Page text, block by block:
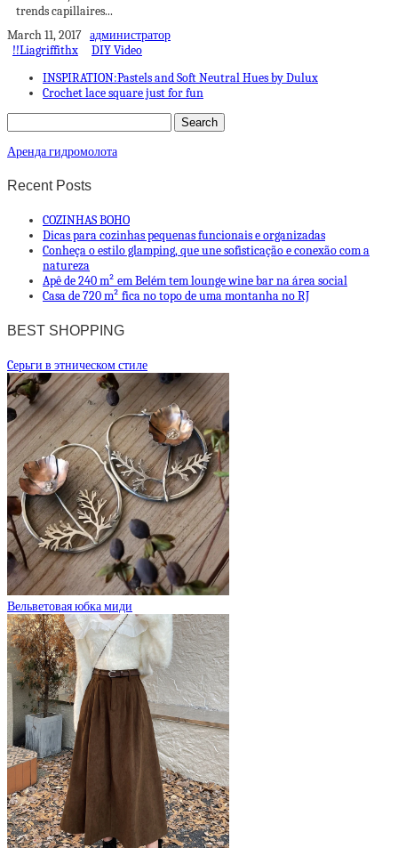
trends capillaires...
March 11, 2017 администратор
!!Liagriffithx
DIY Video
INSPIRATION:Pastels and Soft Neutral Hues by Dulux
Crochet lace square just for fun
Аренда гидромолота
Recent Posts
COZINHAS BOHO
Dicas para cozinhas pequenas funcionais e organizadas
Conheça o estilo glamping, que une sofisticação e conexão com a
natureza
Apê de 240 m² em Belém tem lounge wine bar na área social
Casa de 720 m² fica no topo de uma montanha no RJ
BEST SHOPPING
Cерьги в этническом стиле
Вельветовая юбка миди